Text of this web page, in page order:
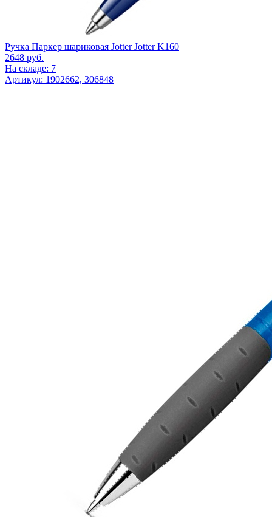
Ручка Паркер шариковая Jotter Jotter K160
2648 руб.
На складе: 7
Артикул: 1902662, 306848